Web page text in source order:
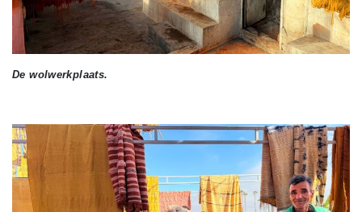
De wolwerkplaats.